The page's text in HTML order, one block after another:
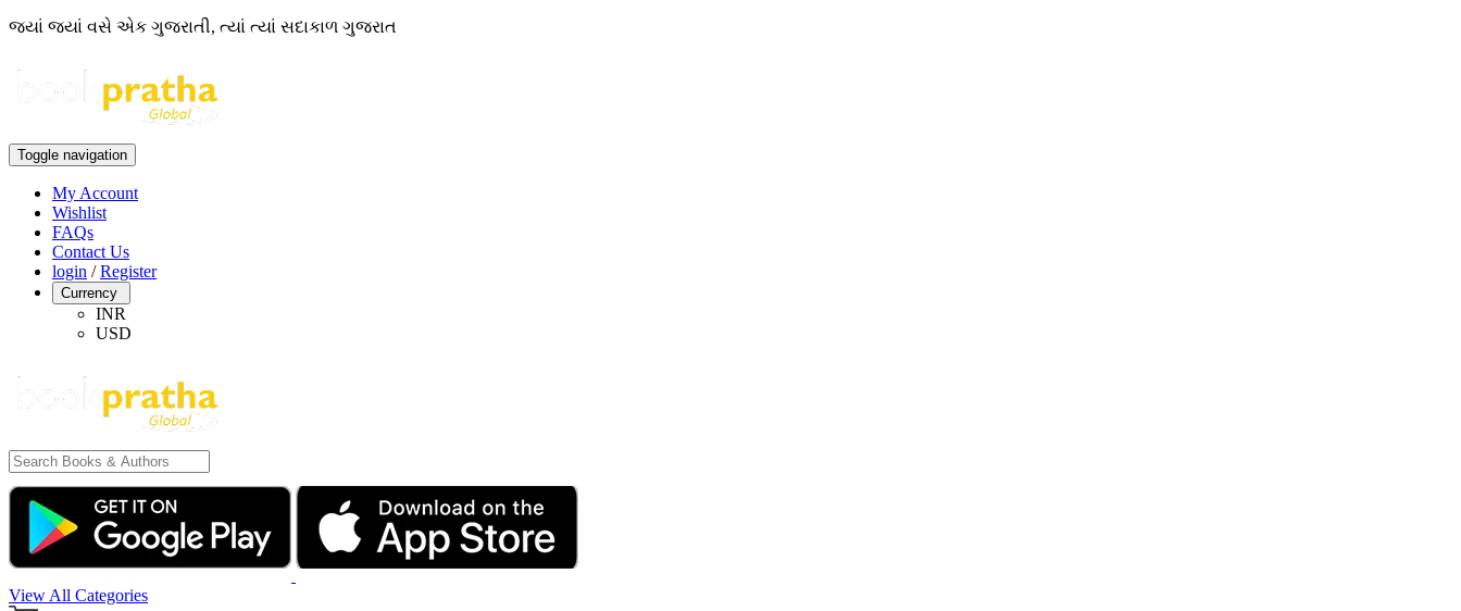
જ્યાં જ્યાં વસે એક ગુજરાતી, ત્યાં ત્યાં સદાકાળ ગુજરાત
Toggle navigation
My Account
Wishlist
FAQs
Contact Us
login /Register
Currency
INR
USD
View All Categories